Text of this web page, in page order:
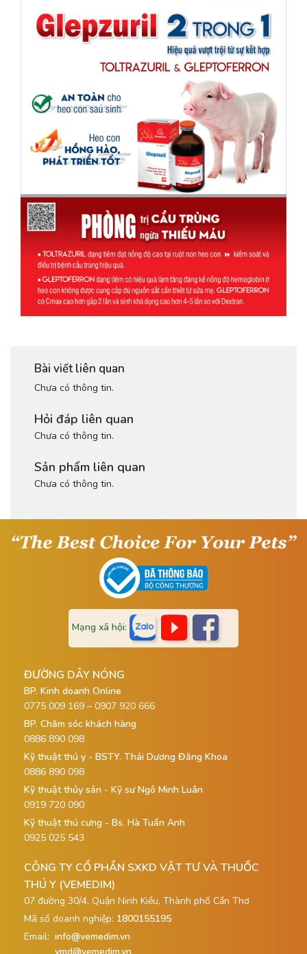
Bài viết liên quan
Chưa có thông tin.
Hỏi đáp liên quan
Chưa có thông tin.
Sản phẩm liên quan
Chưa có thông tin.
Mạng xã hội:
ĐƯỜNG DÂY NÓNG
BP. Kinh doanh Online
0775 009 169 – 0907 920 666
BP. Chăm sóc khách hàng
0886 890 098
Kỹ thuật thú y - BSTY. Thái Dương Đăng Khoa
0886 890 098
Kỹ thuật thủy sản - Kỹ sư Ngô Minh Luân
0919 720 090
Kỹ thuật thú cưng - Bs. Hà Tuấn Anh
0925 025 543
CÔNG TY CỔ PHẦN SXKD VẬT TƯ VÀ THUỐC
THÚ Y (VEMEDIM)
07 đường 30/4, Quận Ninh Kiều, Thành phố Cần Thơ
Mã số doanh nghiệp: 1800155195
Email: info@vemedim.vn